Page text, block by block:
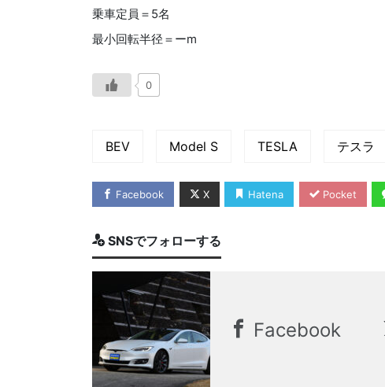
乗車定員＝5名
最小回転半径＝ーm
0
BEV Model S TESLA テスラ
Facebook X Hatena Pocket
SNSでフォローする
Facebook